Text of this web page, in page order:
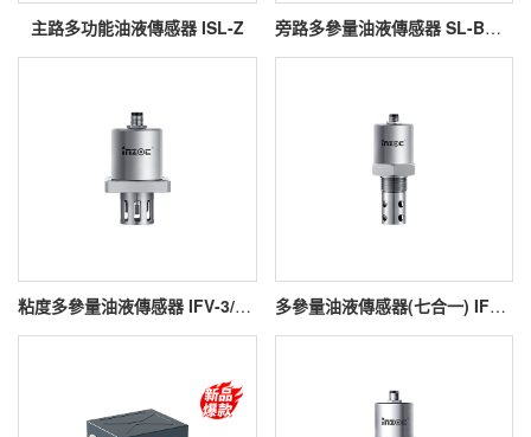
主路多功能油液傳感器 ISL-Z 旁路多參量油液傳感器 SL-B系列
粘度多參量油液傳感器 IFV-3/4/5 多參量油液傳感器(七合一) IFV-7